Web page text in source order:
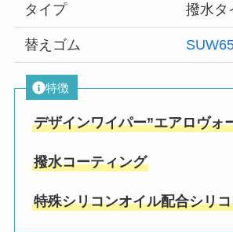
タイプ 撥水タ
替えゴム
特徴
デザインワイパー”エアロヴォ
撥水コーティング
特殊シリコンオイル配合シリ